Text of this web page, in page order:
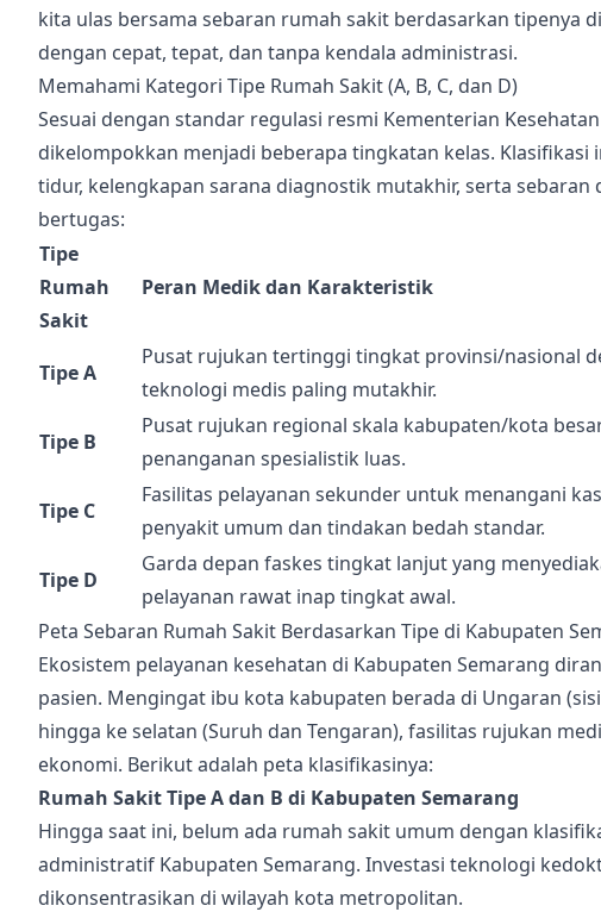
kita ulas bersama sebaran rumah sakit berdasarkan tipenya
dengan cepat, tepat, dan tanpa kendala administrasi.
Memahami Kategori Tipe Rumah Sakit (A, B, C, dan D)
Sesuai dengan standar regulasi resmi Kementerian
dikelompokkan menjadi beberapa tingkatan kelas.
tidur, kelengkapan sarana diagnostik mutakhir, serta
bertugas:
Tipe
Rumah
Sakit
Peran Medik dan Karakteristik
Tipe A
Pusat rujukan tertinggi tingkat provinsi/nasional
teknologi medis paling mutakhir.
Tipe B
Pusat rujukan regional skala kabupaten/kota
penanganan spesialistik luas.
Tipe C
Fasilitas pelayanan sekunder untuk menangani
penyakit umum dan tindakan bedah standar.
Tipe D
Garda depan faskes tingkat lanjut yang
pelayanan rawat inap tingkat awal.
Peta Sebaran Rumah Sakit Berdasarkan Tipe di Kabupaten
Ekosistem pelayanan kesehatan di Kabupaten Semarang
pasien. Mengingat ibu kota kabupaten berada di Ungaran
hingga ke selatan (Suruh dan Tengaran), fasilitas rujukan
ekonomi. Berikut adalah peta klasifikasinya:
Rumah Sakit Tipe A dan B di Kabupaten Semarang
Hingga saat ini, belum ada rumah sakit umum dengan
administratif Kabupaten Semarang. Investasi teknologi
dikonsentrasikan di wilayah kota metropolitan.